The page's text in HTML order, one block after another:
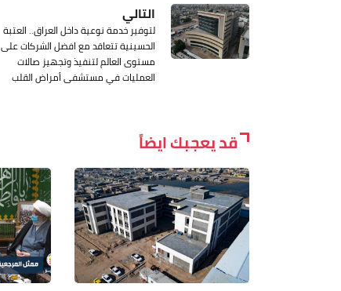
التالي
لتوفير خدمة نوعية داخل العراق.. العتبة
الحسينية تتعاقد مع افضل الشركات على
مستوى العالم لتنفيذ وتجهيز صالات
العمليات في مستشفى أمراض القلب
قد يعجبك ايضاً